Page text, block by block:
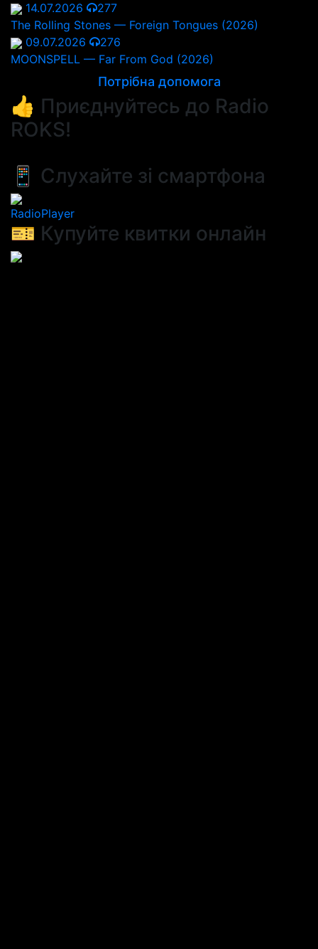
14.07.2026
277
The Rolling Stones — Foreign Tongues (2026)
09.07.2026
276
MOONSPELL — Far From God (2026)
Потрібна допомога
👍 Приєднуйтесь до Radio
ROKS!
📱 Слухайте зі смартфона
RadioPlayer
🎫 Купуйте квитки онлайн